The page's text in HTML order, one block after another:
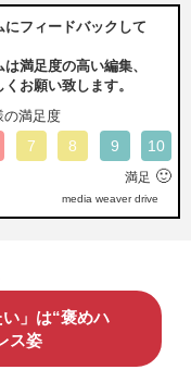
フィードバックして
満足度の高い編集、
お願い致します。
の満足度
7 8 9 10
満足 🙂
media weaver drive
い」は“褒めハ
ス姿